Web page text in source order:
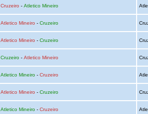
Cruzeiro - Atletico Mineiro
Atletico Mineiro - Cruzeiro
Atletico Mineiro - Cruzeiro
Cruzeiro- Atletico Mineiro
Atletico Mineiro- Cruzeiro
Atletico Mineiro - Cruzeiro
Atletico Mineiro- Cruzeiro